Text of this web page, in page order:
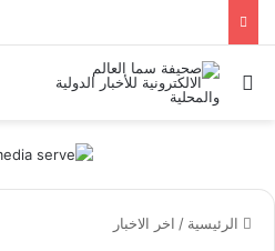
بحث عن
الرئيسية / اخر الاخبار